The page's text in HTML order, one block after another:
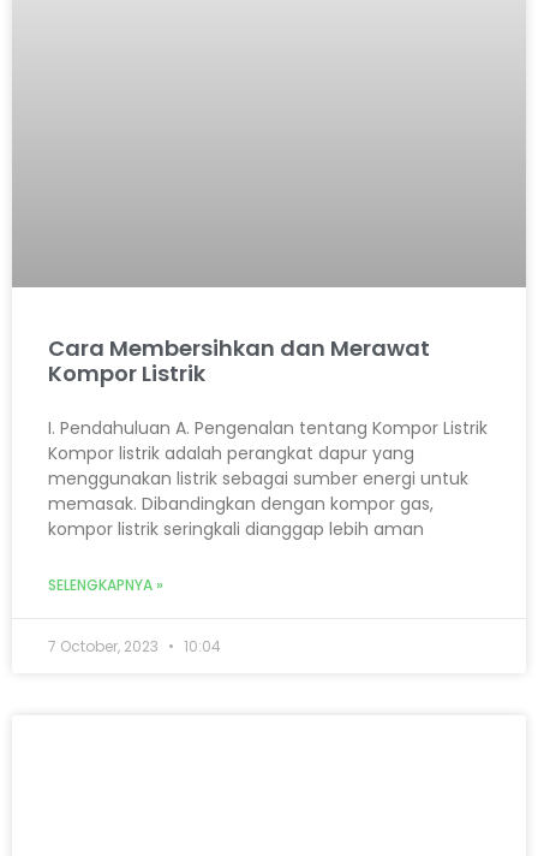
Cara Membersihkan dan Merawat
Kompor Listrik
I. Pendahuluan A. Pengenalan tentang Kompor Listrik
Kompor listrik adalah perangkat dapur yang
menggunakan listrik sebagai sumber energi untuk
memasak. Dibandingkan dengan kompor gas,
kompor listrik seringkali dianggap lebih aman
SELENGKAPNYA »
7 October, 2023 10:04